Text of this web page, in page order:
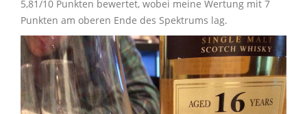
5,81/10 Punkten bewertet, wobei meine Wertung mit 7
Punkten am oberen Ende des Spektrums lag.